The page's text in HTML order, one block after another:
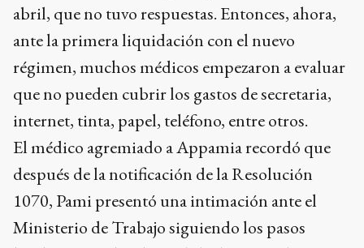
abril, que no tuvo respuestas. Entonces, ahora,
ante la primera liquidación con el nuevo
régimen, muchos médicos empezaron a evaluar
que no pueden cubrir los gastos de secretaria,
internet, tinta, papel, teléfono, entre otros.
El médico agremiado a Appamia recordó que
después de la notificación de la Resolución
1070, Pami presentó una intimación ante el
Ministerio de Trabajo siguiendo los pasos